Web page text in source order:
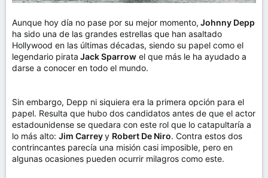
Aunque hoy día no pase por su mejor momento, Johnny Depp
ha sido una de las grandes estrellas que han asaltado
Hollywood en las últimas décadas, siendo su papel como el
legendario pirata Jack Sparrow el que más le ha ayudado a
darse a conocer en todo el mundo.
Sin embargo, Depp ni siquiera era la primera opción para el
papel. Resulta que hubo dos candidatos antes de que el actor
estadounidense se quedara con este rol que lo catapultaría a
lo más alto: Jim Carreyy Robert De Niro. Contra estos dos
contrincantes parecía una misión casi imposible, pero en
algunas ocasiones pueden ocurrir milagros como este.